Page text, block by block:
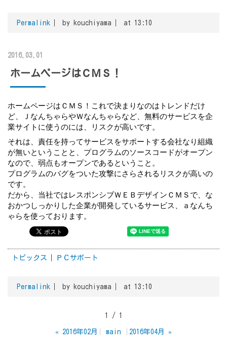
Permalink by kouchiyama at 13:10
2016.03.01
ホームページはＣＭＳ！
ホームページはＣＭＳ！これで決まりなのはトレンドだけ
ど、ＪなんちゃらやＷなんちゃらなど、無料のサービスを企
業サイトに使うのには、リスクが高いです。
それは、責任を持ってサービスをサポートする会社なり組織
が無いということと、プログラムのソースコードがオープン
なので、弱点もオープンであるということ。
プログラムのバグをついた攻撃にさらされるリスクが高いの
です。
だから、当社ではレスポンシブＷＥＢデザインＣＭＳで、な
おかつしっかりした企業が開発しているサービス、ａなんち
ゃらを使っております。
トピックス ＰＣサポート
Permalink by kouchiyama at 13:10
1 / 1
« 2016年02月 main 2016年04月 »